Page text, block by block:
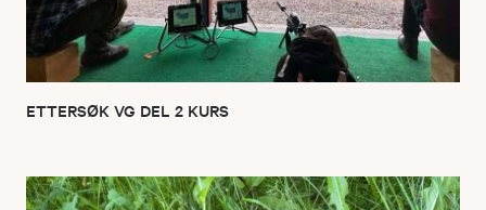
ETTERSØK VG DEL 2 KURS